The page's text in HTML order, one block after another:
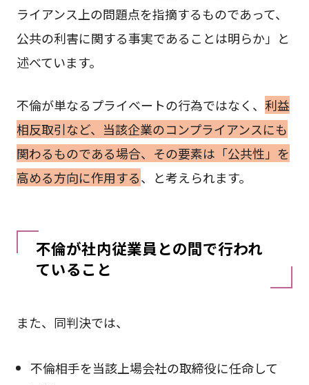
ライアンス上の問題点を指摘するものであって、
公共の利害に関する事実であることは明らか」と
述べています。
不倫が単なるプライベートの行為ではなく、 利益
相反取引など、当該企業のコンプライアンスにも
関わるものである場合、その要素は「公共性」を
高める方向に作用する、と考えられます。
不倫が社内従業員との間で行われ
ていること
また、同判決では、
不倫相手を当該上場会社の取締役に任命して